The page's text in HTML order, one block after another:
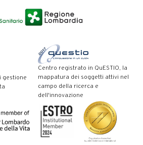
gestione
Centro registrato in QuESTIO, la
mappatura dei soggetti attivi nel
campo della ricerca e
dell'innovazione